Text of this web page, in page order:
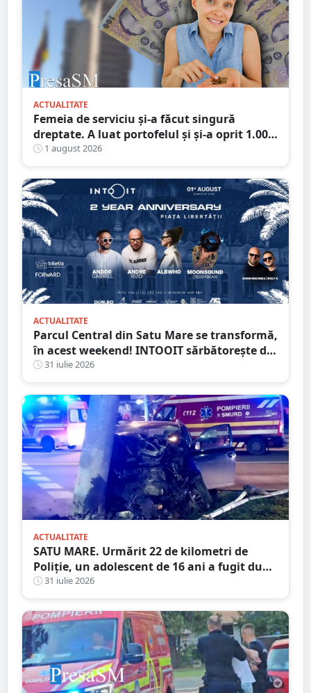
ACTUALITATE
Femeia de serviciu și-a făcut singură
dreptate. A luat portofelul și și-a oprit 1.000
de lei: „Ăștia mi se cuvin, sunt pentru
curățenie”
1 august 2026
ACTUALITATE
Parcul Central din Satu Mare se transformă,
în acest weekend! INTOOIT sărbătorește doi
ani printr-un eveniment spectaculos
31 iulie 2026
ACTUALITATE
SATU MARE. Urmărit 22 de kilometri de
Poliție, un adolescent de 16 ani a fugit după
ce a spulberat un stâlp
31 iulie 2026